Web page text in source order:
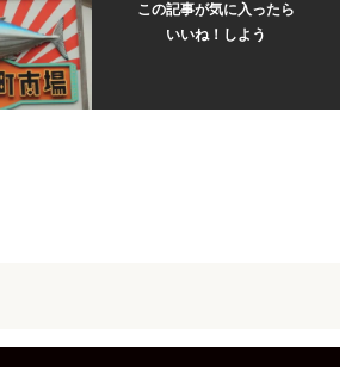
この記事が気に入ったら
いいね！しよう